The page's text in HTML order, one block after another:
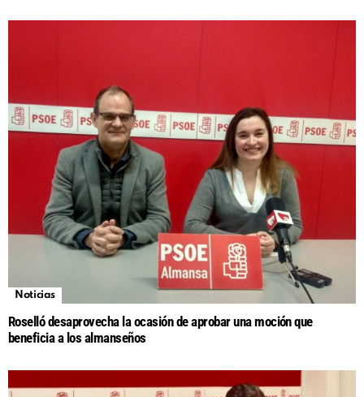
Noticias
Roselló desaprovecha la ocasión de aprobar una moción que
beneficia a los almanseños